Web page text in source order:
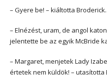
– Gyere be! – kiáltotta Broderick.
– Elnézést, uram, de angol
jelentette be az egyik McBride
– Margaret, menjetek Lady
értetek nem küldök! –